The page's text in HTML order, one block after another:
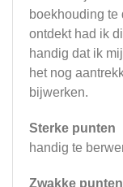
boekhouding te
ontdekt had ik
handig dat ik
het nog
bijwerken.
Sterke punten
handig te
Zwakke punten